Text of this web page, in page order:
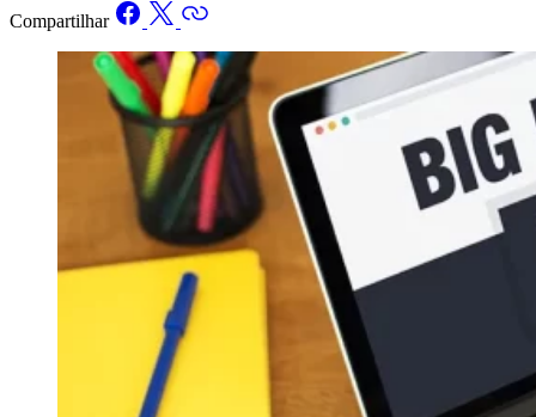
Compartilhar